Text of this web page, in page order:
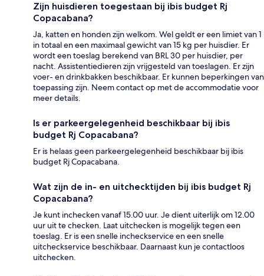
Zijn huisdieren toegestaan bij ibis budget Rj
Copacabana?
Ja, katten en honden zijn welkom. Wel geldt er een limiet van 1
in totaal en een maximaal gewicht van 15 kg per huisdier. Er
wordt een toeslag berekend van BRL 30 per huisdier, per
nacht. Assistentiedieren zijn vrijgesteld van toeslagen. Er zijn
voer- en drinkbakken beschikbaar. Er kunnen beperkingen van
toepassing zijn. Neem contact op met de accommodatie voor
meer details.
Is er parkeergelegenheid beschikbaar bij ibis
budget Rj Copacabana?
Er is helaas geen parkeergelegenheid beschikbaar bij ibis
budget Rj Copacabana.
Wat zijn de in- en uitchecktijden bij ibis budget Rj
Copacabana?
Je kunt inchecken vanaf 15.00 uur. Je dient uiterlijk om 12.00
uur uit te checken. Laat uitchecken is mogelijk tegen een
toeslag. Er is een snelle incheckservice en een snelle
uitcheckservice beschikbaar. Daarnaast kun je contactloos
uitchecken.